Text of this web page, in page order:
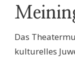
Das
kulturelles